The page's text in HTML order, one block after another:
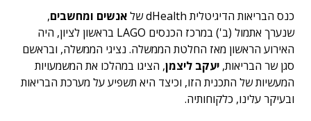
כנס הבריאות הדיגיטלית dHealth של
אנשים ומחשבים,
שנערך אתמול (ב') במרכז הכנסים LAGO בראשון לציון, היה
האירוע הראשון מאז החלטת הממשלה. נציגי הממשלה, ובראשם
סגן שר הבריאות, יעקב ליצמן, הציגו במהלכו את המשמעויות
המעשיות של התכנית הזו, וכיצד היא תשפיע על מערכת הבריאות
ובעיקר עלינו, כלקוחותיה.